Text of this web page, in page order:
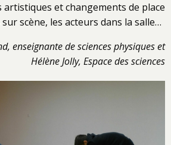
et changements de place
scène, les acteurs dans la salle…
enseignante de sciences physiqueset
Hélène Jolly, Espace des sciences